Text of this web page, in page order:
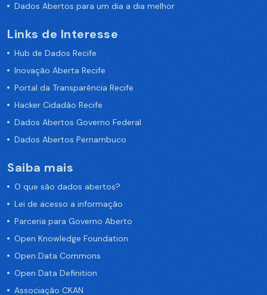
Dados Abertos para um dia a dia melhor
Links de Interesse
Hub de Dados Recife
Inovação Aberta Recife
Portal da Transparência Recife
Hacker Cidadão Recife
Dados Abertos Governo Federal
Dados Abertos Pernambuco
Saiba mais
O que são dados abertos?
Lei de acesso a informação
Parceria para Governo Aberto
Open Knowledge Foundation
Open Data Commons
Open Data Definition
Associação CKAN